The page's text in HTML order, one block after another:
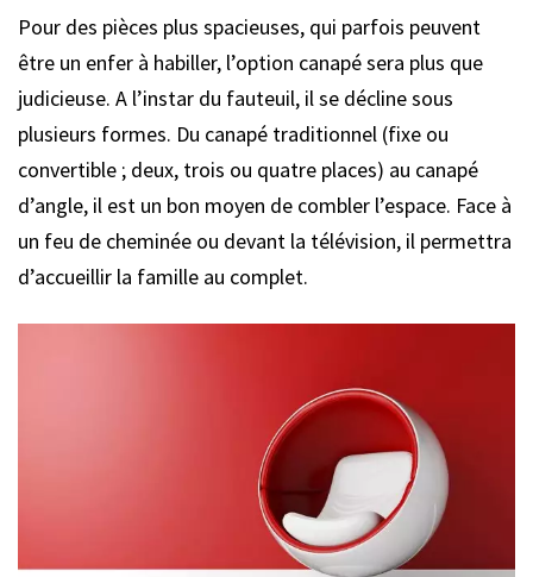
Pour des pièces plus spacieuses, qui parfois peuvent
être un enfer à habiller, l’option canapé sera plus que
judicieuse. A l’instar du fauteuil, il se décline sous
plusieurs formes. Du canapé traditionnel (fixe ou
convertible ; deux, trois ou quatre places) au canapé
d’angle, il est un bon moyen de combler l’espace. Face à
un feu de cheminée ou devant la télévision, il permettra
d’accueillir la famille au complet.